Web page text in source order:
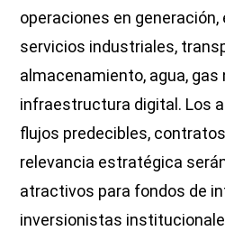
operaciones en
servicios industriales,
almacenamiento, agua, gas
infraestructura digital. Los
flujos predecibles,
relevancia estratégica
atractivos para fondos de
inversionistas